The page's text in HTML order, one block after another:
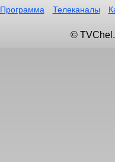
Программа Телеканалы
©